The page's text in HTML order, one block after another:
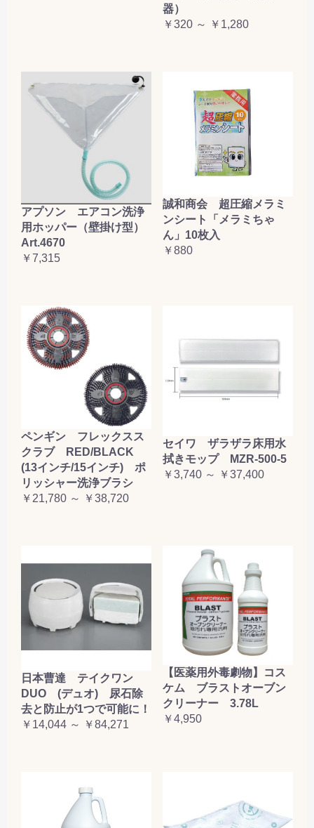
器）
￥320 ～ ￥1,280
アプソン エアコン洗浄
用ホッパー（壁掛け型）
Art.4670
￥7,315
誠和商会 超圧縮メラミ
ンシート「メラミちゃ
ん」10枚入
￥880
ペンギン フレックスス
クラブ RED/BLACK
(13インチ/15インチ) ポ
リッシャー洗浄ブラシ
￥21,780 ～ ￥38,720
セイワ ザラザラ床用水
拭きモップ MZR-500-5
￥3,740 ～ ￥37,400
日本曹達 テイクワン
DUO (デュオ) 尿石除
去と防止が1つで可能に！
￥14,044 ～ ￥84,271
【医薬用外毒劇物】コス
ケム ブラストオーブン
クリーナー 3.78L
￥4,950